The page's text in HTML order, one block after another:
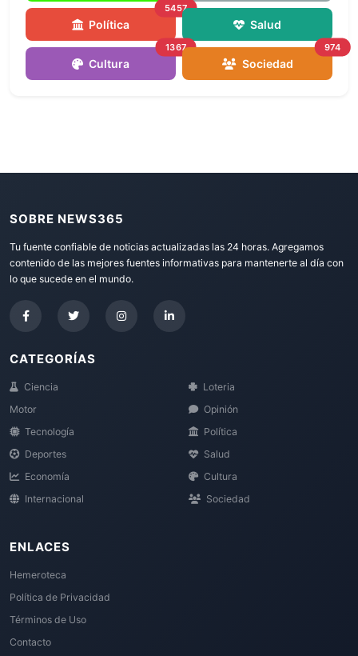
Política
5457
Salud
Cultura
1367
Sociedad
974
SOBRE NEWS365
Tu fuente confiable de noticias actualizadas las 24 horas. Agregamos
contenido de las mejores fuentes informativas para mantenerte al día con
lo que sucede en el mundo.
CATEGORÍAS
Ciencia
Motor
Tecnología
Deportes
Economía
Internacional
Loteria
Opinión
Política
Salud
Cultura
Sociedad
ENLACES
Hemeroteca
Política de Privacidad
Términos de Uso
Contacto